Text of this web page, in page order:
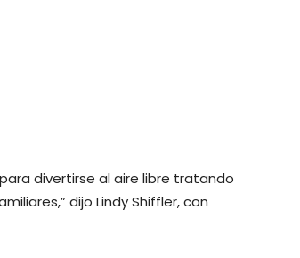
divertirse al aire libre tratando
dijo Lindy Shiffler, con